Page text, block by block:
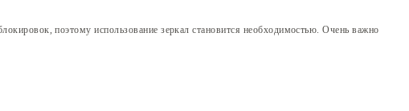
поэтому использование зеркал становится необходимостью. Очень важно